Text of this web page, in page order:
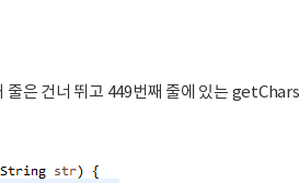
은 건너 뛰고 449번째 줄에 있는